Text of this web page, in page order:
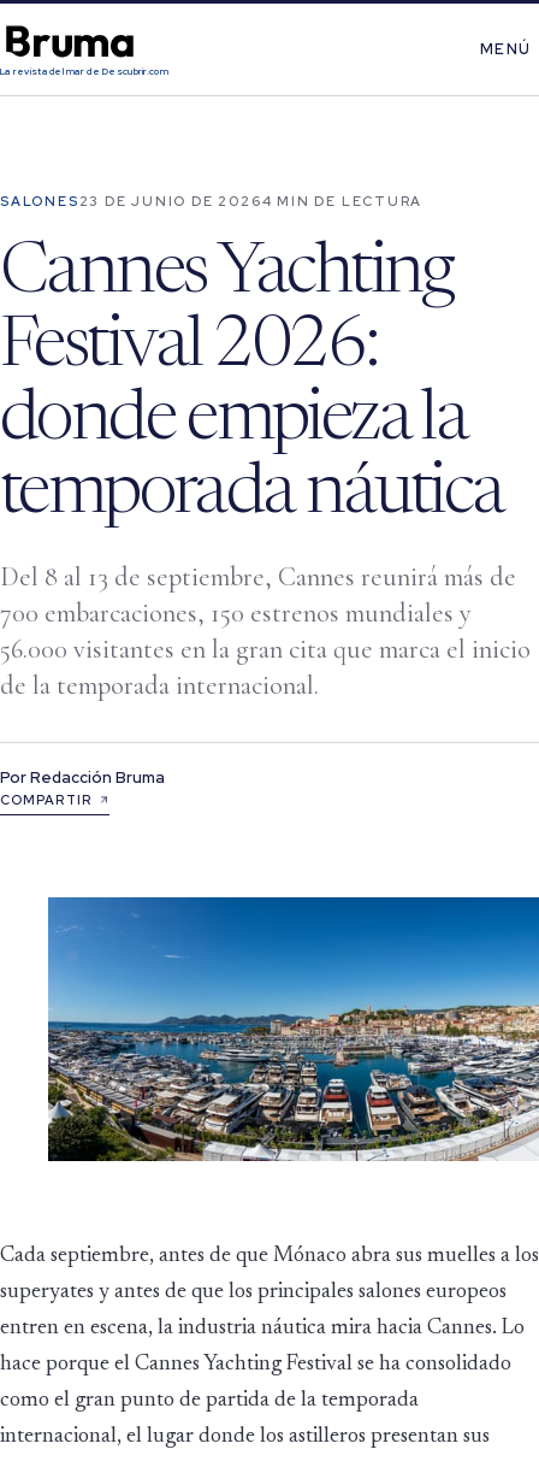
La revista del mar de Descubrir.com
MENÚ
SALONES 23 DE JUNIO DE 20264 MIN DE LECTURA
Cannes Yachting
Festival 2026:
donde empieza la
temporada náutica
Del 8 al 13 de septiembre, Cannes reunirá más de
700 embarcaciones, 150 estrenos mundiales y
56.000 visitantes en la gran cita que marca el inicio
de la temporada internacional.
PorRedacción Bruma
COMPARTIR
Cada septiembre, antes de que Mónaco abra sus muelles a los
superyates y antes de que los principales salones europeos
entren en escena, la industria náutica mira hacia Cannes. Lo
hace porque el Cannes Yachting Festival se ha consolidado
como el gran punto de partida de la temporada
internacional, el lugar donde los astilleros presentan sus